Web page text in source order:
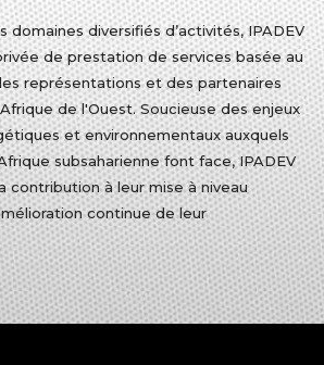
domaines diversifiés d’activités, IPADEV
de prestation de services basée au
représentations et des partenaires
de l'Ouest. Soucieuse des enjeux
et environnementaux auxquels
subsaharienne font face, IPADEV
contribution à leur mise à niveau
continue de leur